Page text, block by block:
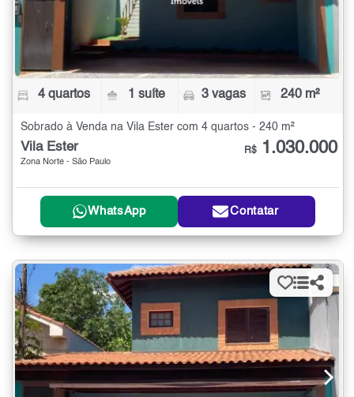
4 quartos 1 suíte 3 vagas 240 m²
Sobrado à Venda na Vila Ester com 4 quartos - 240 m²
Vila Ester
Zona Norte - São Paulo
R$ 1.030.000
WhatsApp Contatar